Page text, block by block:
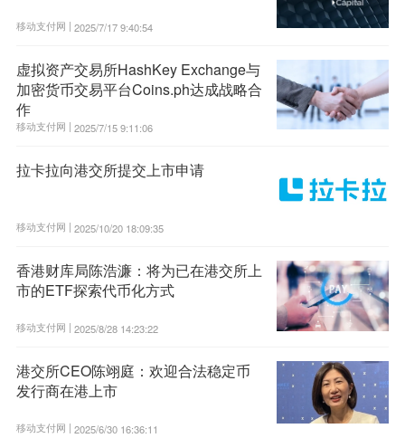
移动支付网 | 2025/7/17 9:40:54
虚拟资产交易所HashKey Exchange与
加密货币交易平台Coins.ph达成战略合
作
移动支付网 | 2025/7/15 9:11:06
拉卡拉向港交所提交上市申请
移动支付网 | 2025/10/20 18:09:35
香港财库局陈浩濂：将为已在港交所上
市的ETF探索代币化方式
移动支付网 | 2025/8/28 14:23:22
港交所CEO陈翊庭：欢迎合法稳定币
发行商在港上市
移动支付网 | 2025/6/30 16:36:11